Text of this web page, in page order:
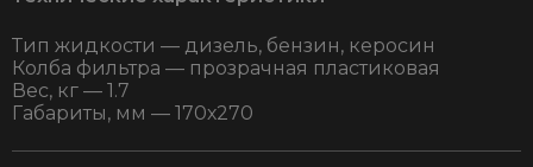
Тип жидкости — дизель, бензин, керосин
Колба фильтра — прозрачная пластиковая
Вес, кг — 1.7
Габариты, мм — 170х270